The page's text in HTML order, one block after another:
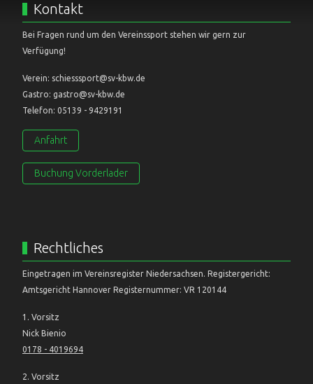
Kontakt
Bei Fragen rund um den Vereinssport stehen wir gern zur
Verfügung!
Verein: schiesssport@sv-kbw.de
Gastro: gastro@sv-kbw.de
Telefon: 05139 - 9429191
Anfahrt
Buchung Vorderlader
Rechtliches
Eingetragen im Vereinsregister Niedersachsen. Registergericht:
Amtsgericht Hannover Registernummer: VR 120144
1. Vorsitz
Nick Bienio
0178 - 4019694
2. Vorsitz